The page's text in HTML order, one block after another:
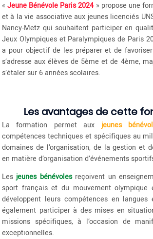
«Jeune Bénévole Paris 2024» propose une
et à la vie associative aux jeunes licenciés
Nancy-Metz qui souhaitent participer en
Jeux Olympiques et Paralympiques de Paris
a pour objectif de les préparer et de
s’adresse aux élèves de 5ème et de 4ème,
s’étaler sur 6 années scolaires.
Les avantages de cette
La formation permet aux jeunes
compétences techniques et spécifiques au
domaines de l’organisation, de la gestion et
en matière d’organisation d’événements
Lesjeunes bénévolesreçoivent un
sport français et du mouvement olympique
développent leurs compétences en langues
également participer à des mises en
missions spécifiques, à l’occasion de
exceptionnelles.